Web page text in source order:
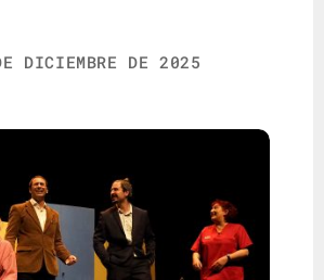
DICIEMBRE DE 2025